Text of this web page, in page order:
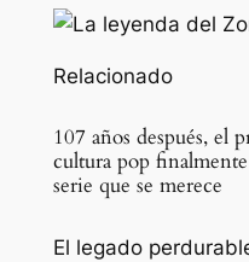
Relacionado
107 años después, el
cultura pop
serie que se merece
El legado